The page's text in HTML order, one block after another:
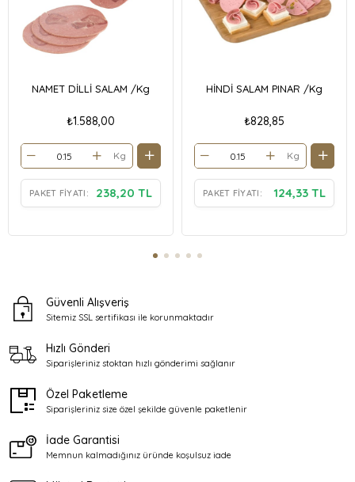
NAMET DİLLİ SALAM /Kg
₺1.588,00
Kg
PAKET FIYATI: 238,20 TL
HİNDİ SALAM PINAR /Kg
₺828,85
Kg
PAKET FIYATI: 124,33 TL
Güvenli Alışveriş
Sitemiz SSL sertifikası ile korunmaktadır
Hızlı Gönderi
Siparişleriniz stoktan hızlı gönderimi sağlanır
Özel Paketleme
Siparişleriniz size özel şekilde güvenle paketlenir
İade Garantisi
Memnun kalmadığınız üründe koşulsuz iade